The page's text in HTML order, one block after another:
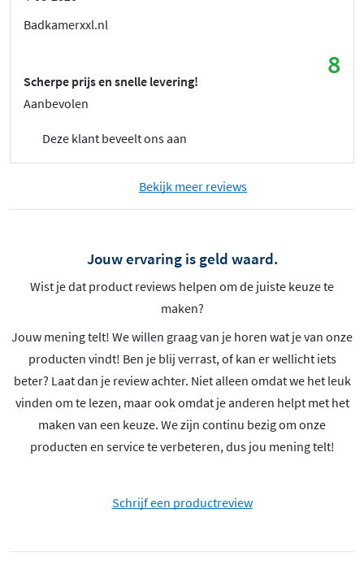
Badkamerxxl.nl
8
Scherpe prijs en snelle levering!
Aanbevolen
Deze klant beveelt ons aan
Bekijk meer reviews
Jouw ervaring is geld waard.
Wist je dat product reviews helpen om de juiste keuze te
maken?
Jouw mening telt! We willen graag van je horen wat je van onze
producten vindt! Ben je blij verrast, of kan er wellicht iets
beter? Laat dan je review achter. Niet alleen omdat we het leuk
vinden om te lezen, maar ook omdat je anderen helpt met het
maken van een keuze. We zijn continu bezig om onze
producten en service te verbeteren, dus jou mening telt!
Schrijf een productreview